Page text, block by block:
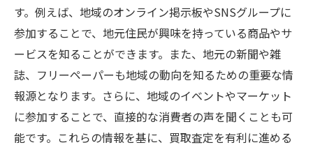
す。例えば、地域のオンライン掲示板やSNSグループに
参加することで、地元住民が興味を持っている商品やサ
ービスを知ることができます。また、地元の新聞や雑
誌、フリーペーパーも地域の動向を知るための重要な情
報源となります。さらに、地域のイベントやマーケット
に参加することで、直接的な消費者の声を聞くことも可
能です。これらの情報を基に、買取査定を有利に進める